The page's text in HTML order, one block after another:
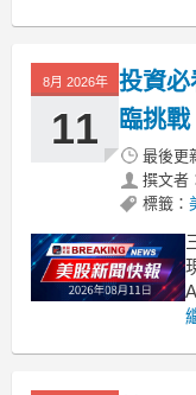
8月 2026年
11
投資必
臨挑
最後更
撰文者
標籤：